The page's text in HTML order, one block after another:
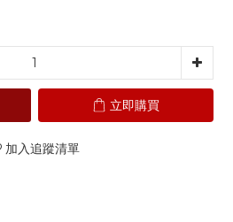
立即購買
加入追蹤清單